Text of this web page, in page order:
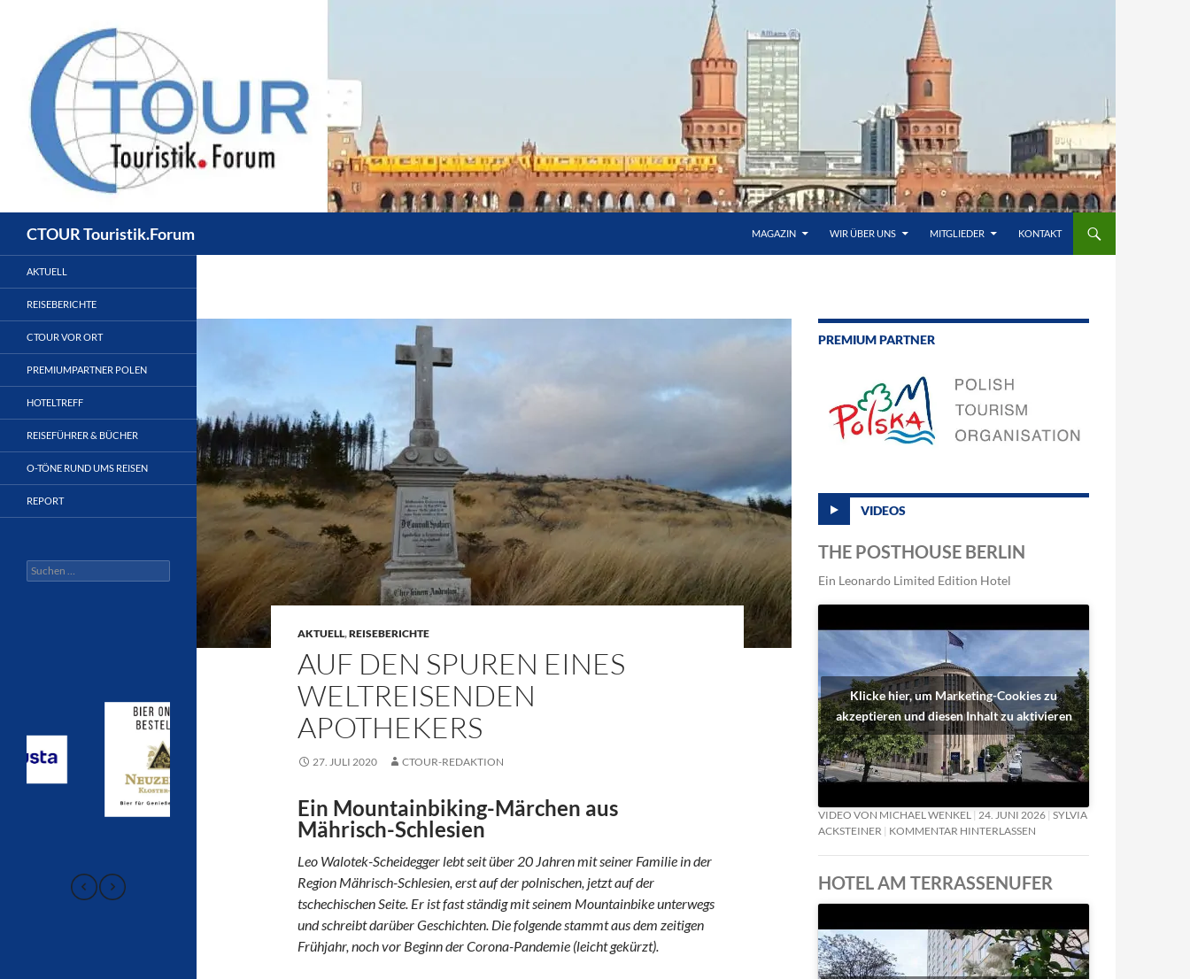
springen
CTOUR Touristik.Forum MAGAZIN WIR ÜBER UNS MITGLIEDER KONTAKT
AKTUELL,REISEBERICHTE
AUF DEN SPUREN EINES
WELTREISENDEN
APOTHEKERS
27. JULI 2020 CTOUR-REDAKTION
Ein Mountainbiking-Märchen aus
Mährisch-Schlesien
Leo Walotek-Scheidegger lebt seit über 20 Jahren mit seiner Familie in der
Region Mährisch-Schlesien, erst auf der polnischen, jetzt auf der
tschechischen Seite. Er ist fast ständig mit seinem Mountainbike unterwegs
und schreibt darüber Geschichten. Die folgende stammt aus dem zeitigen
Frühjahr, noch vor Beginn der Corona-Pandemie (leicht gekürzt).
PREMIUM PARTNER
VIDEOS
THE POSTHOUSE BERLIN
Ein Leonardo Limited Edition Hotel
Klicke hier, um Marketing-Cookies zu
akzeptieren und diesen Inhalt zu aktivieren
VIDEO VON MICHAEL WENKEL 24. JUNI 2026 SYLVIA
ACKSTEINER
KOMMENTAR HINTERLASSEN
HOTEL AM TERRASSENUFER
AKTUELL
REISEBERICHTE
CTOUR VOR ORT
PREMIUMPARTNER POLEN
HOTELTREFF
REISEFÜHRER & BÜCHER
O-TÖNE RUND UMS REISEN
REPORT
Suchen
nach: